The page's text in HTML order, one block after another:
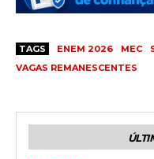
TAGS ENEM 2026 MEC
VAGAS REMANESCENTES